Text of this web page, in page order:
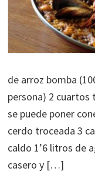
de arroz bomba
persona) 2
se puede poner
cerdo troceada 3
caldo 1’6 litros de
casero y […]